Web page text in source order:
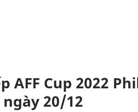
Cup 2022
20/12